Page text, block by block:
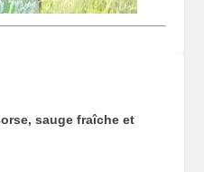
sauge fraîche et